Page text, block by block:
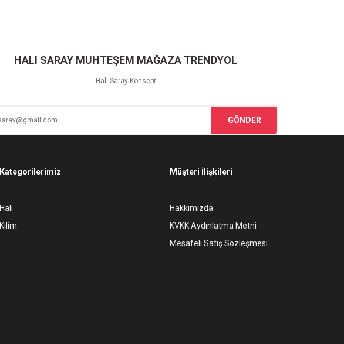
HALI SARAY MUHTEŞEM MAĞAZA TRENDYOL
Halı Saray Konsept
GÖNDER
Kategorilerimiz
Halı
Kilim
Müşteri İlişkileri
Hakkımızda
KVKK Aydınlatma Metni
Mesafeli Satış Sözleşmesi